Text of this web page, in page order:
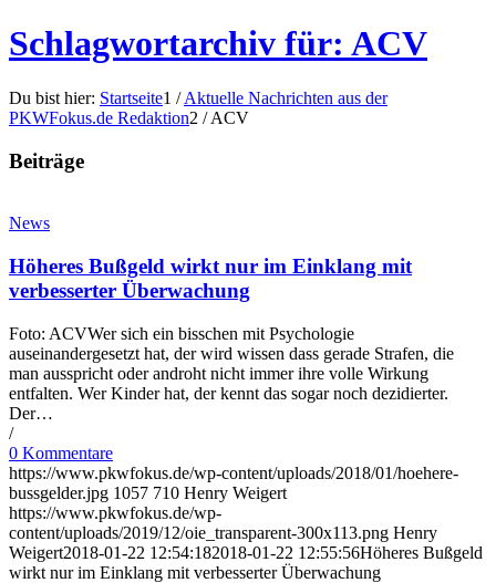
Schlagwortarchiv für: ACV
Du bist hier: Startseite1 / Aktuelle Nachrichten aus der
PKWFokus.de Redaktion2 / ACV
Beiträge
News
Höheres Bußgeld wirkt nur im Einklang mit
verbesserter Überwachung
Foto: ACVWer sich ein bisschen mit Psychologie
auseinandergesetzt hat, der wird wissen dass gerade Strafen, die
man ausspricht oder androht nicht immer ihre volle Wirkung
entfalten. Wer Kinder hat, der kennt das sogar noch dezidierter.
Der…
/
0 Kommentare
https://www.pkwfokus.de/wp-content/uploads/2018/01/hoehere-
bussgelder.jpg 1057 710 Henry Weigert
https://www.pkwfokus.de/wp-
content/uploads/2019/12/oie_transparent-300x113.png Henry
Weigert2018-01-22 12:54:182018-01-22 12:55:56Höheres Bußgeld
wirkt nur im Einklang mit verbesserter Überwachung